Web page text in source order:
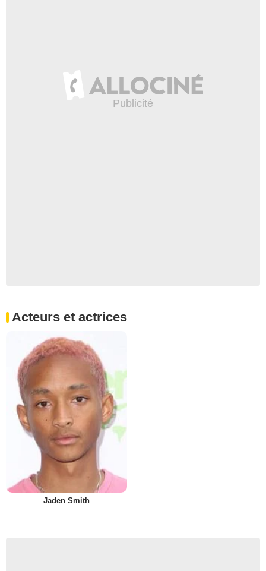
Acteurs et actrices
Jaden Smith